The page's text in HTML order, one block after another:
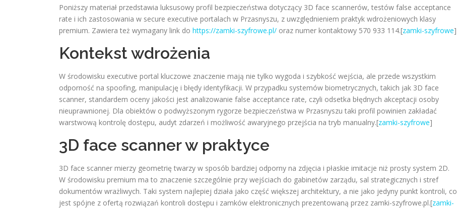
Poniższy materiał przedstawia luksusowy profil bezpieczeństwa dotyczący 3D face scannerów, testów false acceptance
rate i ich zastosowania w secure executive portalach w Przasnyszu, z uwzględnieniem praktyk wdrożeniowych klasy
premium. Zawiera też wymagany link do https://zamki-szyfrowe.pl/ oraz numer kontaktowy 570 933 114.[zamki-szyfrowe]
Kontekst wdrożenia
W środowisku executive portal kluczowe znaczenie mają nie tylko wygoda i szybkość wejścia, ale przede wszystkim
odporność na spoofing, manipulację i błędy identyfikacji. W przypadku systemów biometrycznych, takich jak 3D face
scanner, standardem oceny jakości jest analizowanie false acceptance rate, czyli odsetka błędnych akceptacji osoby
nieuprawnionej. Dla obiektów o podwyższonym rygorze bezpieczeństwa w Przasnyszu taki profil powinien zakładać
warstwową kontrolę dostępu, audyt zdarzeń i możliwość awaryjnego przejścia na tryb manualny.[zamki-szyfrowe]
3D face scanner w praktyce
3D face scanner mierzy geometrię twarzy w sposób bardziej odporny na zdjęcia i płaskie imitacje niż prosty system 2D.
W środowisku premium ma to znaczenie szczególnie przy wejściach do gabinetów zarządu, sal strategicznych i stref
dokumentów wrażliwych. Taki system najlepiej działa jako część większej architektury, a nie jako jedyny punkt kontroli, co
jest spójne z ofertą rozwiązań kontroli dostępu i zamków elektronicznych prezentowaną przez zamki-szyfrowe.pl.[zamki-